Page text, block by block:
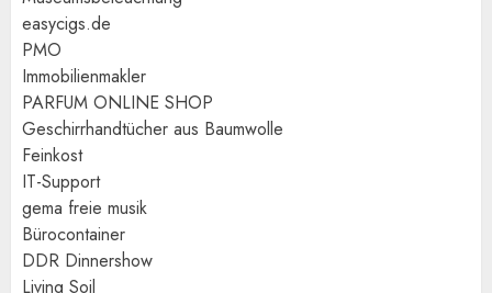
easycigs.de
PMO
Immobilienmakler
PARFUM ONLINE SHOP
Geschirrhandtücher aus Baumwolle
Feinkost
IT-Support
gema freie musik
Bürocontainer
DDR Dinnershow
Living Soil